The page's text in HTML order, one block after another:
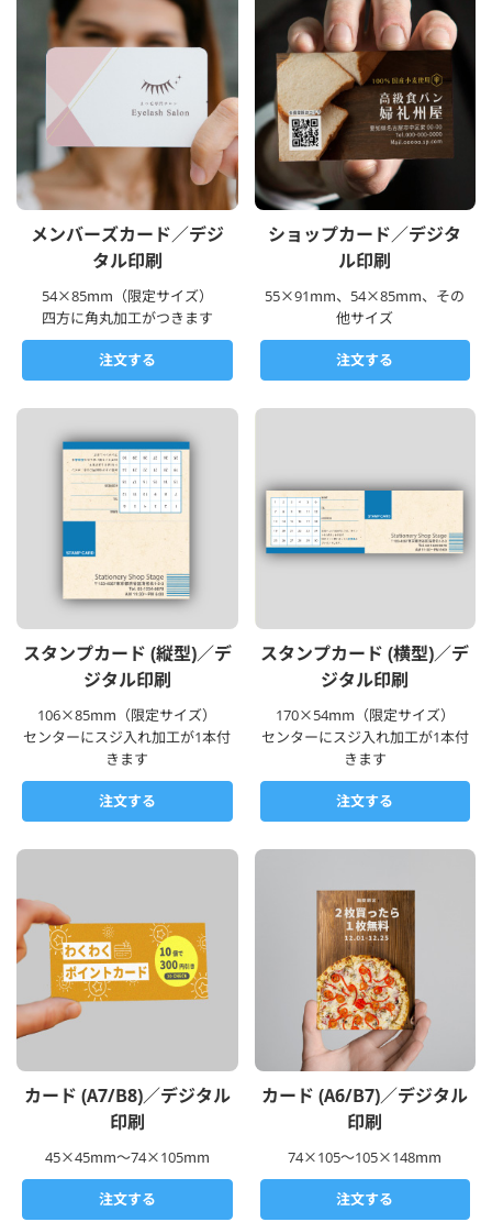
メンバーズカード／デジ
タル印刷
54×85mm（限定サイズ）
四方に角丸加工がつきます
注文する
ショップカード／デジタ
ル印刷
55×91mm、54×85mm、その
他サイズ
注文する
スタンプカード (縦型)／デ
ジタル印刷
106×85mm（限定サイズ）
センターにスジ入れ加工が1本付
きます
注文する
スタンプカード (横型)／デ
ジタル印刷
170×54mm（限定サイズ）
センターにスジ入れ加工が1本付
きます
注文する
カード (A7/B8)／デジタル
印刷
45×45mm～74×105mm
注文する
カード (A6/B7)／デジタル
印刷
74×105～105×148mm
注文する